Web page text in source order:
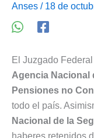
Anses / 18 de
El Juzgado
Agencia Nacional
Pensiones no
todo el país.
Nacional de la
haberes retenidos